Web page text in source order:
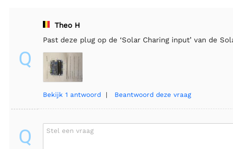
Q
Theo H
Past deze plug op de ‘Solar Charing input’ van de
Bekijk 1 antwoord | Beantwoord deze vraag
Q Stel een vraag